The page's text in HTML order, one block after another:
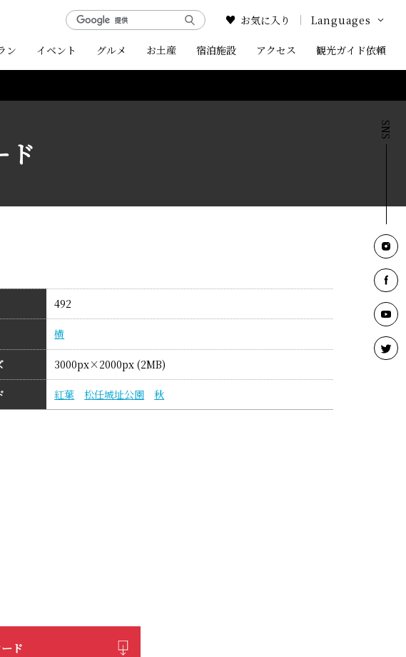
ン イベント グルメ お土産 宿泊施設 アクセス 観光ガイド依頼
お気に入り Languages
Google Translate
ド
492
横
3000px×2000px (2MB)
紅葉 松任城址公園 秋
ド